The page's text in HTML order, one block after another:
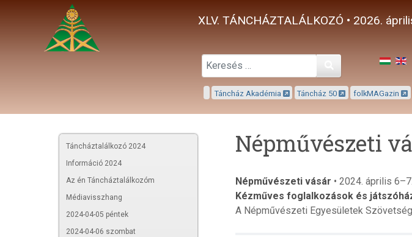
XLV. TÁNCHÁZTALÁLKOZÓ • 2026.
Keresés
Táncház Akadémia Táncház 50 folkMAGazin
Táncháztalálkozó 2024
Információ 2024
Az én Táncháztalálkozóm
Médiavisszhang
2024-04-05 péntek
2024-04-06 szombat
Népművészeti
Népművészeti vásár • 2024. április
Kézműves foglalkozások és
A Népművészeti Egyesületek